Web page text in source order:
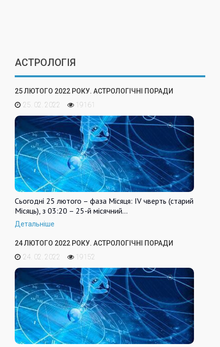
АСТРОЛОГІЯ
25 ЛЮТОГО 2022 РОКУ. АСТРОЛОГІЧНІ ПОРАДИ
25. 02. 2022
19161
Сьогодні 25 лютого – фаза Місяця: IV чверть (старий
Місяць), з 03:20 – 25-й місячний…
Детальніше
24 ЛЮТОГО 2022 РОКУ. АСТРОЛОГІЧНІ ПОРАДИ
24. 02. 2022
19152